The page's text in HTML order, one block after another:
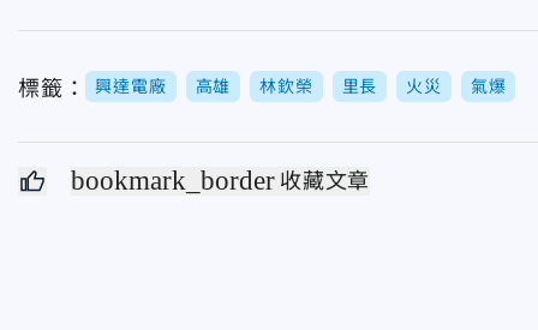
標籤： 興達電廠 高雄 林欽榮 里長 火災 氣爆
bookmark_border 收藏文章